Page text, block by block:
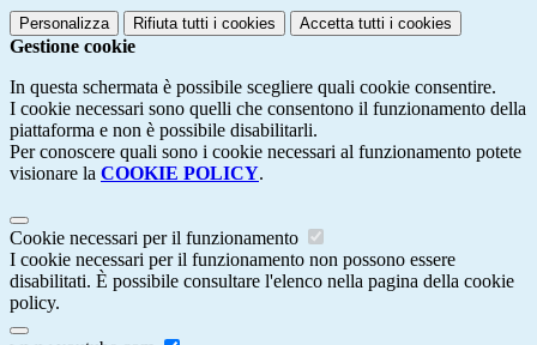
Personalizza Rifiuta tutti i cookies Accetta tutti i cookies
Gestione cookie
In questa schermata è possibile scegliere quali cookie consentire.
I cookie necessari sono quelli che consentono il funzionamento della
piattaforma e non è possibile disabilitarli.
Per conoscere quali sono i cookie necessari al funzionamento potete
visionare la COOKIE POLICY.
Cookie necessari per il funzionamento
I cookie necessari per il funzionamento non possono essere
disabilitati. È possibile consultare l'elenco nella pagina della cookie
policy.